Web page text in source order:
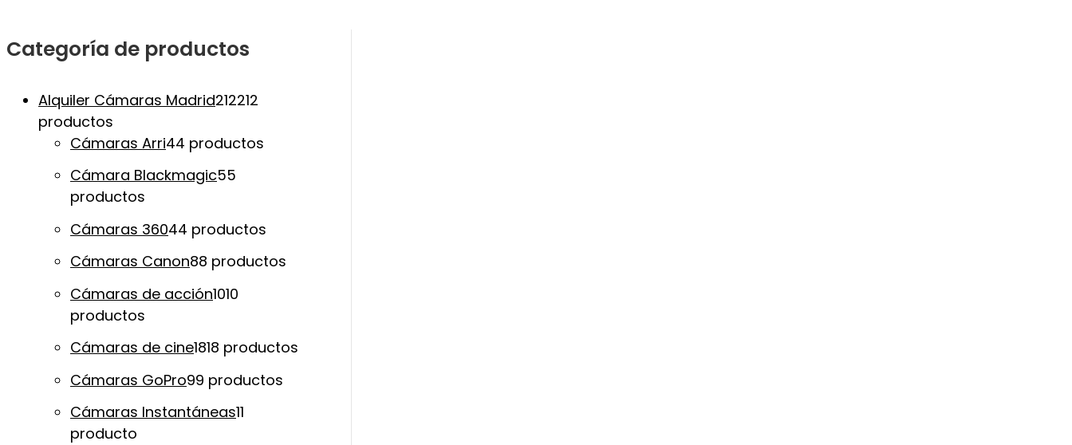
Categoría de productos
Alquiler Cámaras Madrid212212
productos
Cámaras Arri44 productos
Cámara Blackmagic55
productos
Cámaras 36044 productos
Cámaras Canon88 productos
Cámaras de acción1010
productos
Cámaras de cine1818 productos
Cámaras GoPro99 productos
Cámaras Instantáneas11
producto